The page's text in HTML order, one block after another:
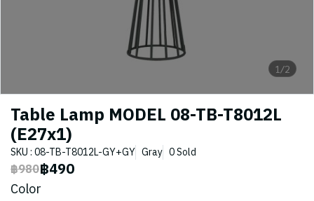
1/2
Table Lamp MODEL 08-TB-T8012L
(E27x1)
SKU : 08-TB-T8012L-GY+GY Gray 0 Sold
฿980฿490
Color